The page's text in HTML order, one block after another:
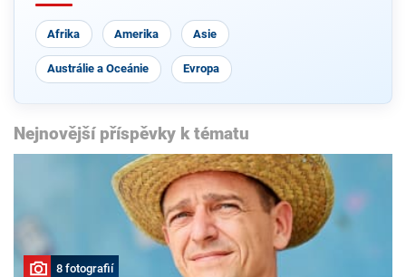
Afrika Amerika Asie
Austrálie a Oceánie Evropa
Nejnovější příspěvky k tématu
8 fotografií